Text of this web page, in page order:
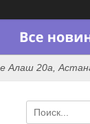
Алаш 20а,